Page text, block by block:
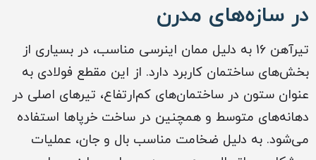
در سازه‌های مدرن
تیرآهن 16 به دلیل ممان اینرسی مناسب، در بسیاری از
بخش‌های ساختمان کاربرد دارد. از این مقطع فولادی به
عنوان ستون در ساختمان‌های کم‌ارتفاع، تیرهای اصلی در
دهانه‌های متوسط و همچنین در ساخت خرپاها استفاده
می‌شود. به دلیل ضخامت مناسب بال و جان، عملیات